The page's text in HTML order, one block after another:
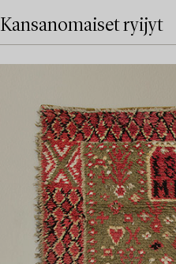
Kansanomaiset ryijyt